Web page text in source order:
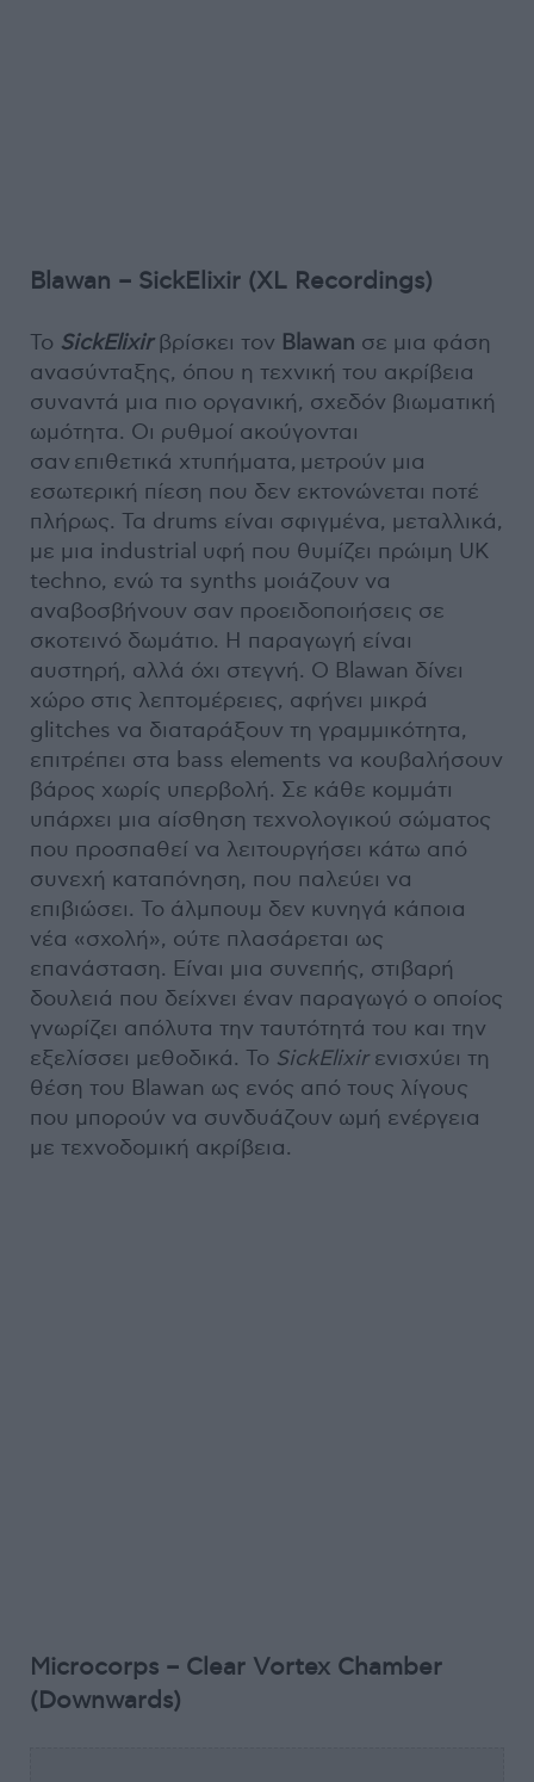
Blawan – SickElixir (XL Recordings)
Το SickElixirβρίσκει τον Blawan σε μια φάση
ανασύνταξης, όπου η τεχνική του ακρίβεια
συναντά μια πιο οργανική, σχεδόν βιωματική
ωμότητα. Οι ρυθμοί ακούγονται
σαν επιθετικά χτυπήματα, μετρούν μια
εσωτερική πίεση που δεν εκτονώνεται ποτέ
πλήρως. Τα drums είναι σφιγμένα, μεταλλικά,
με μια industrial υφή που θυμίζει πρώιμη UK
techno, ενώ τα synths μοιάζουν να
αναβοσβήνουν σαν προειδοποιήσεις σε
σκοτεινό δωμάτιο. Η παραγωγή είναι
αυστηρή, αλλά όχι στεγνή. Ο Blawan δίνει
χώρο στις λεπτομέρειες, αφήνει μικρά
glitches να διαταράξουν τη γραμμικότητα,
επιτρέπει στα bass elements να κουβαλήσουν
βάρος χωρίς υπερβολή. Σε κάθε κομμάτι
υπάρχει μια αίσθηση τεχνολογικού σώματος
που προσπαθεί να λειτουργήσει κάτω από
συνεχή καταπόνηση, που παλεύει να
επιβιώσει. Το άλμπουμ δεν κυνηγά κάποια
νέα «σχολή», ούτε πλασάρεται ως
επανάσταση. Είναι μια συνεπής, στιβαρή
δουλειά που δείχνει έναν παραγωγό ο οποίος
γνωρίζει απόλυτα την ταυτότητά του και την
εξελίσσει μεθοδικά. Το SickElixirενισχύει τη
θέση του Blawan ως ενός από τους λίγους
που μπορούν να συνδυάζουν ωμή ενέργεια
με τεχνοδομική ακρίβεια.
Microcorps – Clear Vortex Chamber
(Downwards)